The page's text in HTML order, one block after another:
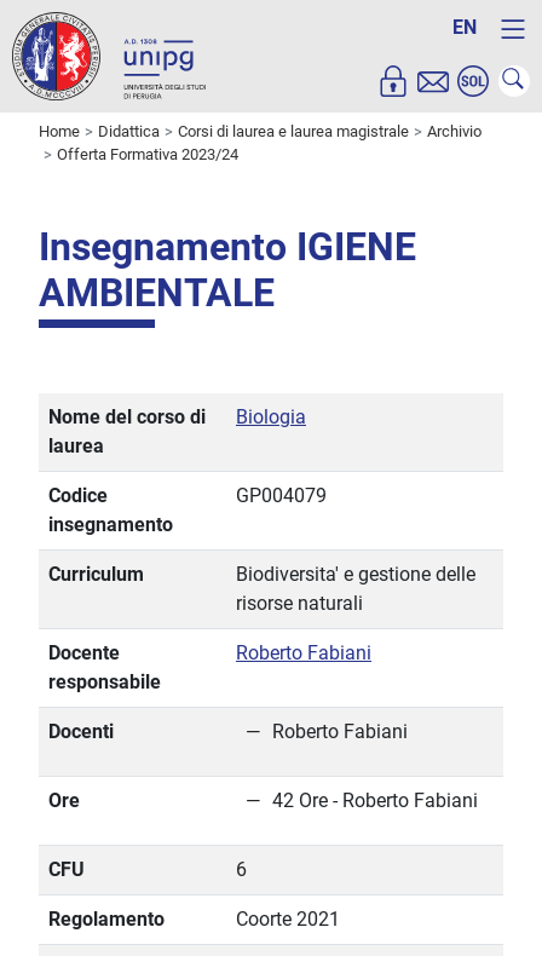
EN
Home Didattica Corsi di laurea e laurea magistrale
Archivio
Offerta Formativa 2023/24
Insegnamento IGIENE
AMBIENTALE
Nome del corso di
laurea
Biologia
Codice
insegnamento
GP004079
Curriculum
Biodiversita' e gestione delle
risorse naturali
Docente
responsabile
Roberto Fabiani
Docenti Roberto Fabiani
Ore 42 Ore - Roberto Fabiani
CFU 6
Regolamento Coorte 2021